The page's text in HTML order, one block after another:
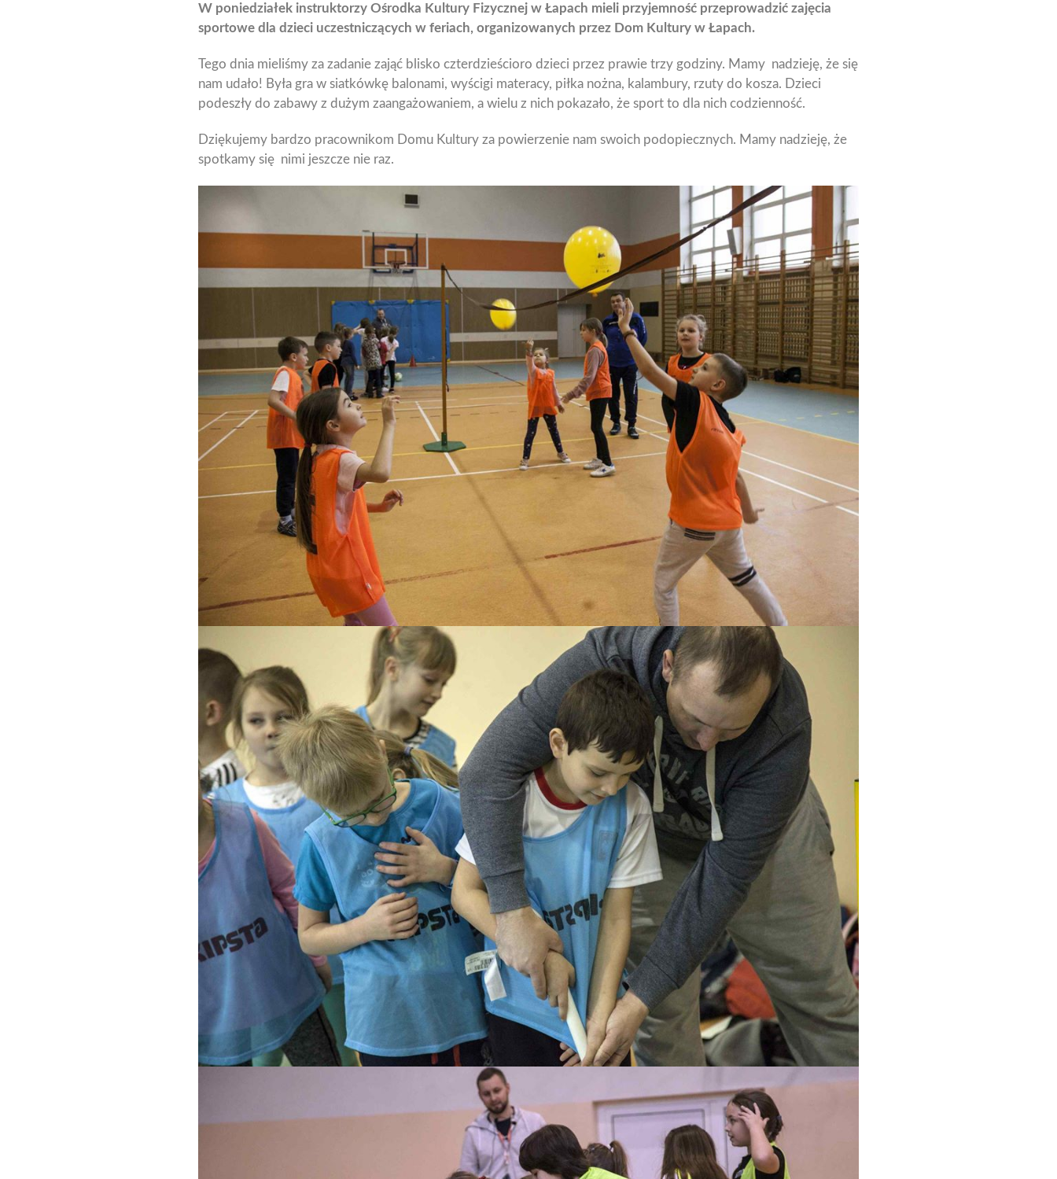
W poniedziałek instruktorzy Ośrodka Kultury Fizycznej w Łapach mieli przyjemność przeprowadzić zajęcia
sportowe dla dzieci uczestniczących w feriach, organizowanych przez Dom Kultury w Łapach.
Tego dnia mieliśmy za zadanie zająć blisko czterdzieścioro dzieci przez prawie trzy godziny. Mamy nadzieję, że się
nam udało! Była gra w siatkówkę balonami, wyścigi materacy, piłka nożna, kalambury, rzuty do kosza. Dzieci
podeszły do zabawy z dużym zaangażowaniem, a wielu z nich pokazało, że sport to dla nich codzienność.
Dziękujemy bardzo pracownikom Domu Kultury za powierzenie nam swoich podopiecznych. Mamy nadzieję, że
spotkamy się nimi jeszcze nie raz.